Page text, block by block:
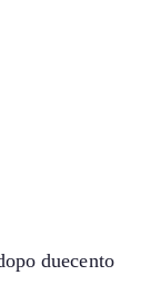
duecento